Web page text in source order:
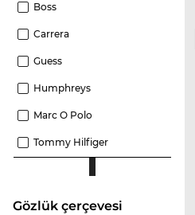
Boss
Carrera
Guess
Humphreys
Marc O Polo
Tommy Hilfiger
gözlük çerçevesi